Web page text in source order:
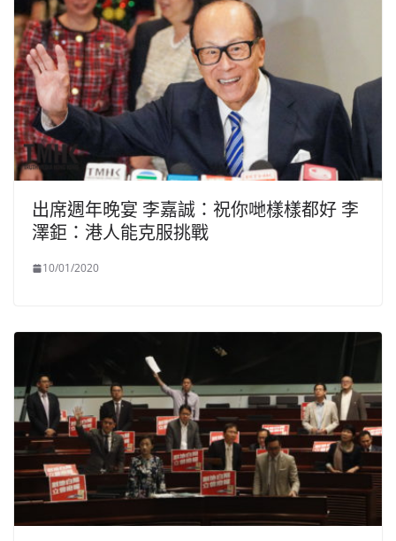
出席週年晚宴 李嘉誠：祝你哋樣樣都好 李
澤鉅：港人能克服挑戰
10/01/2020